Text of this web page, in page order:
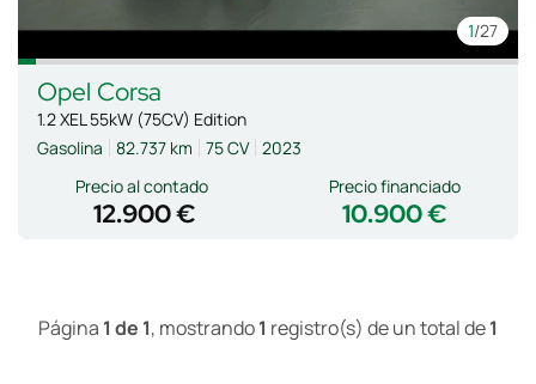
1/27
Opel Corsa
1.2 XEL 55kW (75CV) Edition
Gasolina
82.737 km 75 CV 2023
Precio al contado
12.900 € 10.900 €
Precio financiado
Página 1 de 1, mostrando1 registro(s) de un total de1